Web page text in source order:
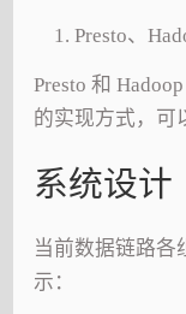
Presto、
Presto 和
的实现方式，可
系统设计
当前数据链路各
示：